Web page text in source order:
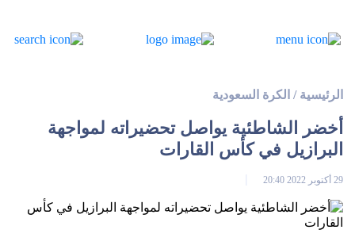
الرئيسية / الكرة السعودية
أخضر الشاطئية يواصل تحضيراته لمواجهة
البرازيل في كأس القارات
29 أكتوبر 2022 20:40